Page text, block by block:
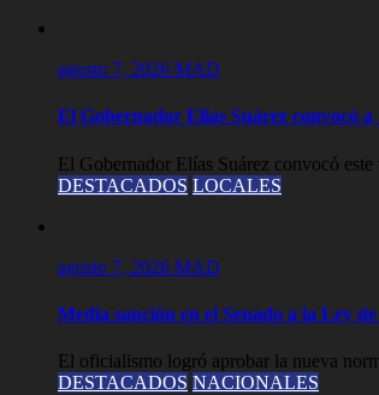
agosto 7, 2026 MAD
El Gobernador Elias Suárez convocó
El Gobernador Elías Suárez convocó
DESTACADOS LOCALES
agosto 7, 2026 MAD
Media sanción en el Senado a la Ley
El oficialismo logró aprobar la nueva
DESTACADOS NACIONALES